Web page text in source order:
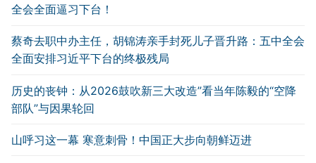
全会全面逼习下台！
蔡奇去职中办主任，胡锦涛亲手封死儿子晋升路：五中全会
全面安排习近平下台的终极残局
历史的丧钟：从2026鼓吹新三大改造”看当年陈毅的“空降
部队”与因果轮回
山呼习这一幕 寒意刺骨！中国正大步向朝鲜迈进